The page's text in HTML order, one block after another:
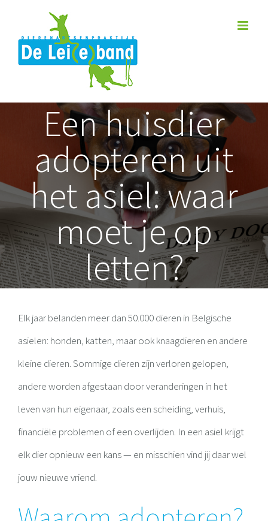
content
Een huisdier
adopteren uit
het asiel: waar
moet je op
letten?
Elk jaar belanden meer dan 50.000 dieren in Belgische
asielen: honden, katten, maar ook knaagdieren en andere
kleine dieren. Sommige dieren zijn verloren gelopen,
andere worden afgestaan door veranderingen in het
leven van hun eigenaar, zoals een scheiding, verhuis,
financiële problemen of een overlijden. In een asiel krijgt
elk dier opnieuw een kans — en misschien vind jij daar wel
jouw nieuwe vriend.